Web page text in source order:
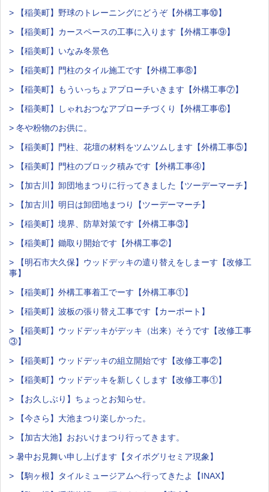
> 【稲美町】野球のトレーニングにどうぞ【外構工事⑩】
> 【稲美町】カースペースの工事に入ります【外構工事⑨】
> 【稲美町】いなみ冬景色
> 【稲美町】門柱のタイル施工です【外構工事⑧】
> 【稲美町】もういっちょアプローチいきます【外構工事⑦】
> 【稲美町】しゃれおつなアプローチづくり【外構工事⑥】
> 冬や粉物のお供に。
> 【稲美町】門柱、花壇の材料をツムツムします【外構工事⑤】
> 【稲美町】門柱のブロック積みです【外構工事④】
> 【加古川】卸団地まつりに行ってきました【ツーデーマーチ】
> 【加古川】明日は卸団地まつり【ツーデーマーチ】
> 【稲美町】境界、防草対策です【外構工事③】
> 【稲美町】鋤取り開始です【外構工事②】
> 【明石市大久保】ウッドデッキの遣り替えをしまーす【改修工
事】
> 【稲美町】外構工事着工でーす【外構工事①】
> 【稲美町】波板の張り替え工事です【カーポート】
> 【稲美町】ウッドデッキがデッキ（出来）そうです【改修工事
③】
> 【稲美町】ウッドデッキの組立開始です【改修工事②】
> 【稲美町】ウッドデッキを新しくします【改修工事①】
> 【お久しぶり】ちょっとお知らせ。
> 【今さら】大池まつり楽しかった。
> 【加古大池】おおいけまつり行ってきます。
> 暑中お見舞い申し上げます【タイポグリセミア現象】
> 【駒ヶ根】タイルミュージアムへ行ってきたよ【INAX】